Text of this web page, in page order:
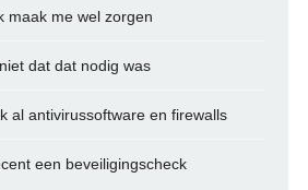
maak me wel zorgen
dat dat nodig was
al antivirussoftware en firewalls
een beveiligingscheck